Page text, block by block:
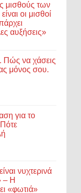
μισθούς των
οι μισθοί
αυξήσεις»
Πώς να χάσεις
μόνος σου.
για το
νυχτερινά
– Η
«φωτιά»